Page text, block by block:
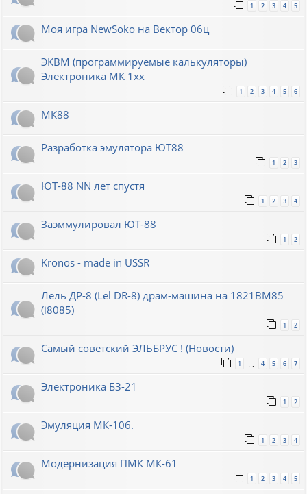
1 2 3 4 5
Моя игра NewSoko на Вектор 06ц
ЭКВМ (программируемые калькуляторы)
Электроника МК 1хх
1 2 3 4 5 6
МК88
Разработка эмулятора ЮТ88
1 2 3
ЮТ-88 NN лет спустя
1 2 3 4
Заэммулировал ЮТ-88
1 2
Kronos - made in USSR
Лель ДР-8 (Lel DR-8) драм-машина на 1821ВМ85
(i8085)
1 2
Самый советский ЭЛЬБРУС ! (Новости)
1 … 4 5 6 7
Электроника Б3-21
1 2
Эмуляция МК-106.
1 2 3 4
Модернизация ПМК МК-61
1 2 3 4 5